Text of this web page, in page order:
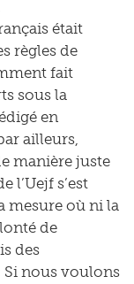
était
règles de
fait
sous la
en
ailleurs,
manière juste
l’Uejf s’est
mesure où ni la
de
des
Si nous voulons